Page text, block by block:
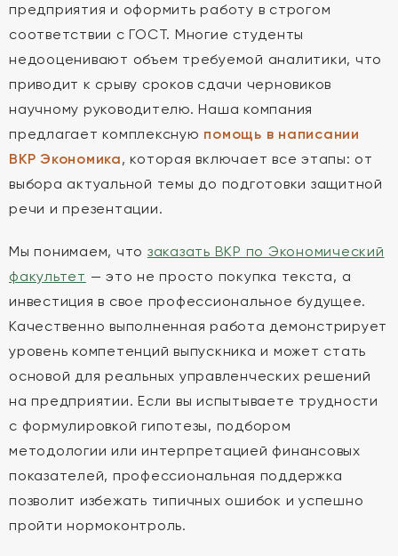
предприятия и оформить работу в строгом
соответствии с ГОСТ. Многие студенты
недооценивают объем требуемой аналитики, что
приводит к срыву сроков сдачи черновиков
научному руководителю. Наша компания
предлагает комплексную помощь в написании
ВКР Экономика, которая включает все этапы: от
выбора актуальной темы до подготовки защитной
речи и презентации.
Мы понимаем, что заказать ВКР по Экономический
факультет — это не просто покупка текста, а
инвестиция в свое профессиональное будущее.
Качественно выполненная работа демонстрирует
уровень компетенций выпускника и может стать
основой для реальных управленческих решений
на предприятии. Если вы испытываете трудности
с формулировкой гипотезы, подбором
методологии или интерпретацией финансовых
показателей, профессиональная поддержка
позволит избежать типичных ошибок и успешно
пройти нормоконтроль.